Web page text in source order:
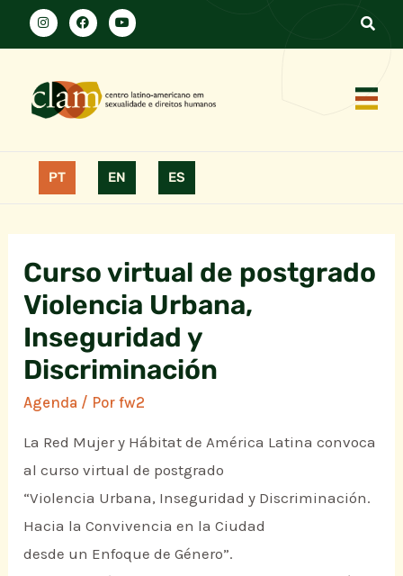
PT EN ES
Curso virtual de postgrado
Violencia Urbana,
Inseguridad y
Discriminación
Agenda / Porfw2
La Red Mujer y Hábitat de América Latina convoca
al curso virtual de postgrado
“Violencia Urbana, Inseguridad y Discriminación.
Hacia la Convivencia en la Ciudad
desde un Enfoque de Género”.